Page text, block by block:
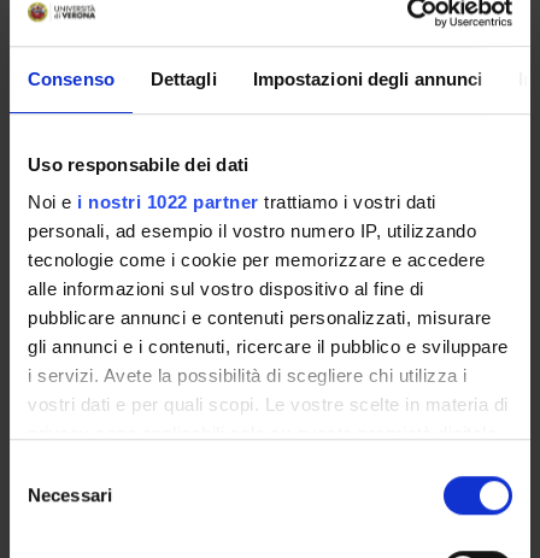
Consenso Dettagli Impostazioni degli annunci
Uso responsabile dei dati
Noi e i nostri 1022 partner trattiamo i vostri dati
personali, ad esempio il vostro numero IP, utilizzando
tecnologie come i cookie per memorizzare e accedere
alle informazioni sul vostro dispositivo al fine di
pubblicare annunci e contenuti personalizzati, misurare
gli annunci e i contenuti, ricercare il pubblico e sviluppare
i servizi. Avete la possibilità di scegliere chi utilizza i
vostri dati e per quali scopi. Le vostre scelte in materia di
modificare o revocare il proprio consenso in qualsiasi
momento dalla Dichiarazione sui cookie o facendo clic
delNecessari
ORGANIZZAZIONE
COMMISSIONI
GOVERNANCE
UFFICI E STRUTTURE DI SERVIZIO
SERVIZI DI SEGRETERIA STUDENTI
STRUTTURE DEL DIPARTIMENTO